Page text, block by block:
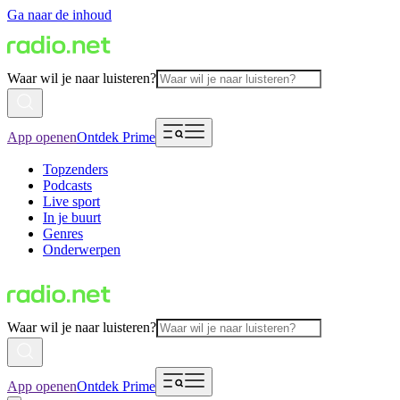
Ga naar de inhoud
Waar wil je naar luisteren?
App openenOntdek Prime
Topzenders
Podcasts
Live sport
In je buurt
Genres
Onderwerpen
Waar wil je naar luisteren?
App openenOntdek Prime